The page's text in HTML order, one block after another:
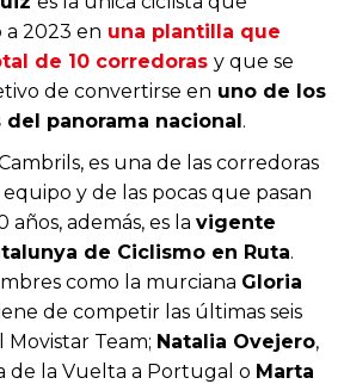
2023 en una plantilla que
de 10 corredoras y que se
de convertirse en uno de los
panorama nacional .
es una de las corredoras
y de las pocas que pasan
años, además, es la vigente
de Ciclismo en Ruta.
como la murciana Gloria
de competir las últimas seis
Team; Natalia Ovejero,
de la Vuelta a Portugal o Marta